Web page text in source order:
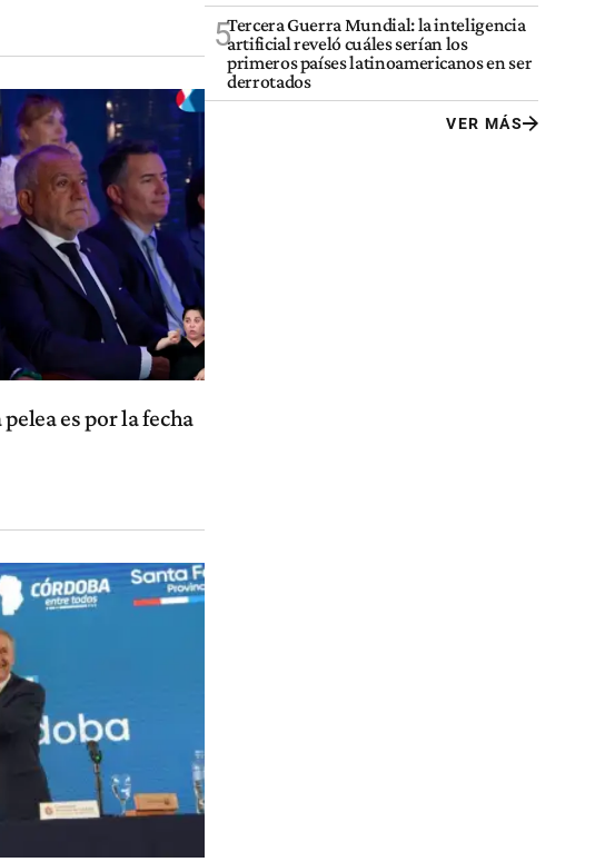
es por la fecha
5Tercera Guerra Mundial: la inteligencia
artificial reveló cuáles serían los
primeros países latinoamericanos en ser
derrotados
VER MÁS